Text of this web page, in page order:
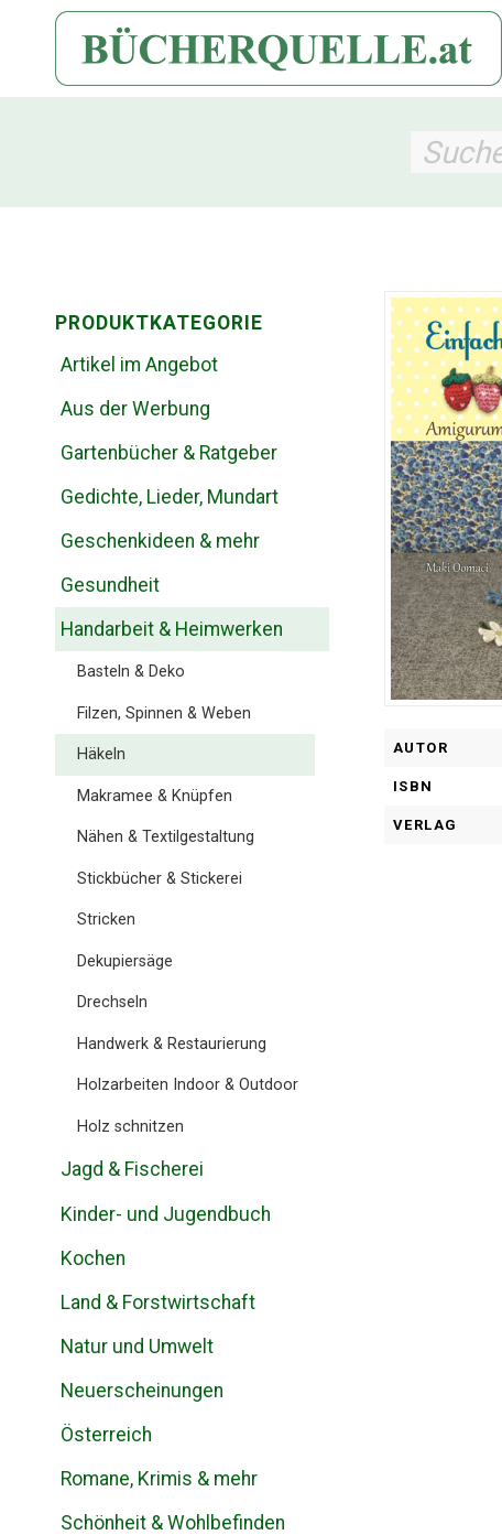
PRODUKTKATEGORIE
Artikel im Angebot
Aus der Werbung
Gartenbücher & Ratgeber
Gedichte, Lieder, Mundart
Geschenkideen & mehr
Gesundheit
Handarbeit & Heimwerken
Basteln & Deko
Filzen, Spinnen & Weben
Häkeln
Makramee & Knüpfen
Nähen & Textilgestaltung
Stickbücher & Stickerei
Stricken
Dekupiersäge
Drechseln
Handwerk & Restaurierung
Holzarbeiten Indoor & Outdoor
Holz schnitzen
Jagd & Fischerei
Kinder- und Jugendbuch
Kochen
Land & Forstwirtschaft
Natur und Umwelt
Neuerscheinungen
Österreich
Romane, Krimis & mehr
Schönheit & Wohlbefinden
AUTOR
ISBN
VERLAG